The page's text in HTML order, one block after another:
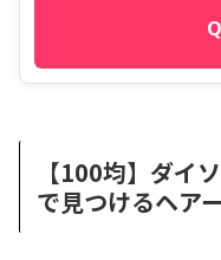
【100均】ダイ
で見つけるヘア